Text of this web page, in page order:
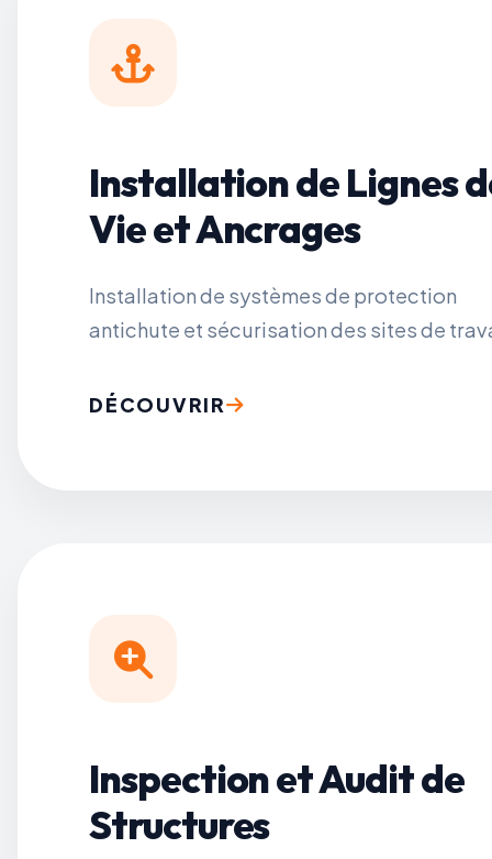
Installation de Lignes
Vie et Ancrages
Installation de systèmes de protection
antichute et sécurisation des sites de
DÉCOUVRIR
Inspection et Audit de
Structures